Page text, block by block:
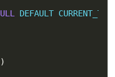
DEFAULT
)